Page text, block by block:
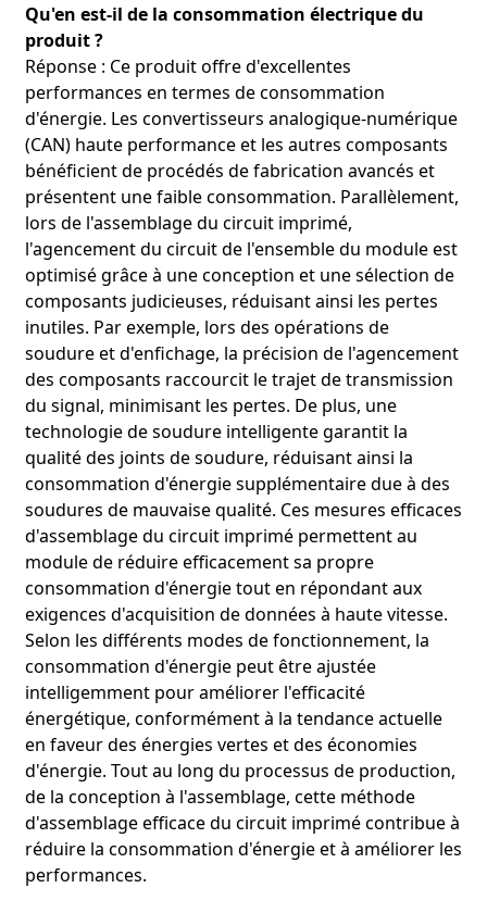
Qu'en est-il de la consommation électrique du
produit ?
Réponse : Ce produit offre d'excellentes
performances en termes de consommation
d'énergie. Les convertisseurs analogique-numérique
(CAN) haute performance et les autres composants
bénéficient de procédés de fabrication avancés et
présentent une faible consommation. Parallèlement,
lors de l'assemblage du circuit imprimé,
l'agencement du circuit de l'ensemble du module est
optimisé grâce à une conception et une sélection de
composants judicieuses, réduisant ainsi les pertes
inutiles. Par exemple, lors des opérations de
soudure et d'enfichage, la précision de l'agencement
des composants raccourcit le trajet de transmission
du signal, minimisant les pertes. De plus, une
technologie de soudure intelligente garantit la
qualité des joints de soudure, réduisant ainsi la
consommation d'énergie supplémentaire due à des
soudures de mauvaise qualité. Ces mesures efficaces
d'assemblage du circuit imprimé permettent au
module de réduire efficacement sa propre
consommation d'énergie tout en répondant aux
exigences d'acquisition de données à haute vitesse.
Selon les différents modes de fonctionnement, la
consommation d'énergie peut être ajustée
intelligemment pour améliorer l'efficacité
énergétique, conformément à la tendance actuelle
en faveur des énergies vertes et des économies
d'énergie. Tout au long du processus de production,
de la conception à l'assemblage, cette méthode
d'assemblage efficace du circuit imprimé contribue à
réduire la consommation d'énergie et à améliorer les
performances.